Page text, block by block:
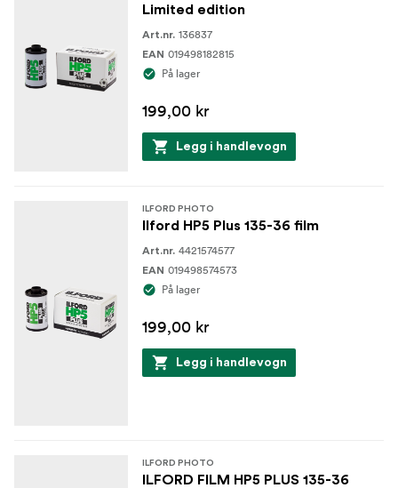
Limited edition
Art.nr. 136837
EAN 019498182815
På lager
199,00 kr
Legg i handlevogn
ILFORD PHOTO
Ilford HP5 Plus 135-36 film
Art.nr. 4421574577
EAN 019498574573
På lager
199,00 kr
Legg i handlevogn
ILFORD PHOTO
ILFORD FILM HP5 PLUS 135-36